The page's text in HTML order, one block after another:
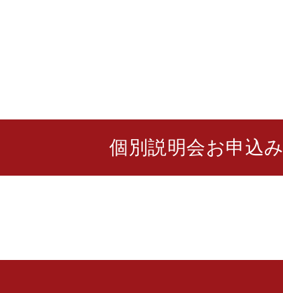
個別説明会お申込み